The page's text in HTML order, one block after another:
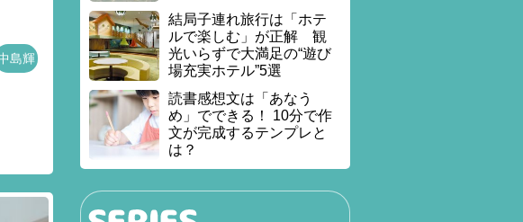
島輝
結局子連れ旅行は「ホテ
ルで楽しむ」が正解 観
光いらずで大満足の“遊び
場充実ホテル”5選
読書感想文は「あなう
め」でできる！ 10分で作
文が完成するテンプレと
は？